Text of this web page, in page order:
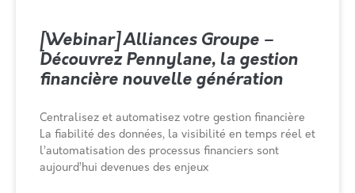
[Webinar] Alliances Groupe –
Découvrez Pennylane, la gestion
financière nouvelle génération
Centralisez et automatisez votre gestion financière
La fiabilité des données, la visibilité en temps réel et
l’automatisation des processus financiers sont
aujourd’hui devenues des enjeux